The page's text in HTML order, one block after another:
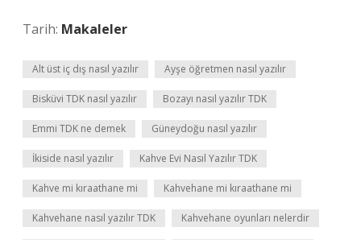
Tarih: Makaleler
Alt üst iç dış nasıl yazılır Ayşe öğretmen nasıl yazılır
Bisküvi TDK nasıl yazılır Bozayı nasıl yazılır TDK
Emmi TDK ne demek Güneydoğu nasıl yazılır
İkiside nasıl yazılır Kahve Evi Nasıl Yazılır TDK
Kahve mi kıraathane mi Kahvehane mi kıraathane mi
Kahvehane nasıl yazılır TDK Kahvehane oyunları nelerdir